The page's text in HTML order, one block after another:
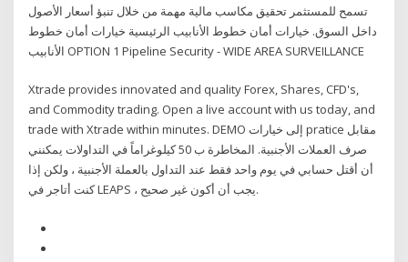
تسمح للمستثمر تحقيق مكاسب مالية مهمة من خلال تنبؤ أسعار الأصول
داخل السوق. خيارات أمان خطوط الأنابيب الرئيسية خيارات أمان خطوط
الأنابيب OPTION 1 Pipeline Security - WIDE AREA SURVEILLANCE
Xtrade provides innovated and quality Forex, Shares, CFD's,
and Commodity trading. Open a live account with us today, and
trade with Xtrade within minutes. DEMO إلى خيارات pratice مقابل
صرف العملات الأجنبية. المخاطرة ب 50 كيلوغراماً في التداولات يمكنني
أن أقتل حسابي في يوم واحد فقط عند التداول بالعملة الأجنبية ، ولكن إذا
كنت أتاجر في LEAPS ، يجب أن أكون غير صحيح.